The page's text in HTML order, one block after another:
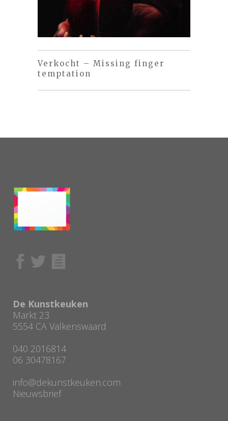
Verkocht – Missing finger
temptation
De Kunstkeuken
Markt 23
5554 CA Valkenswaard
040 2016814
06 30478167
info@dekunstkeuken.com
Nieuwsbrief